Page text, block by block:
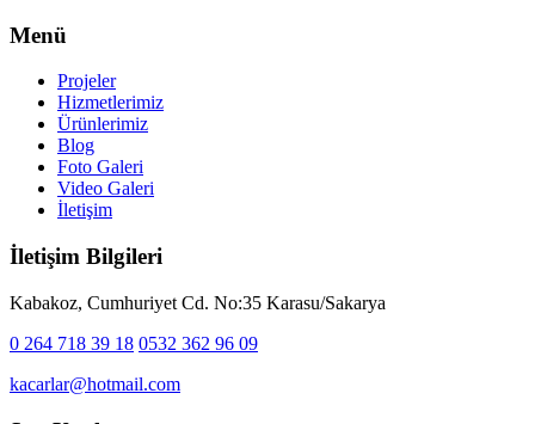
Menü
Projeler
Hizmetlerimiz
Ürünlerimiz
Blog
Foto Galeri
Video Galeri
İletişim
İletişim Bilgileri
Kabakoz, Cumhuriyet Cd. No:35 Karasu/Sakarya
0 264 718 39 18 0532 362 96 09
kacarlar@hotmail.com